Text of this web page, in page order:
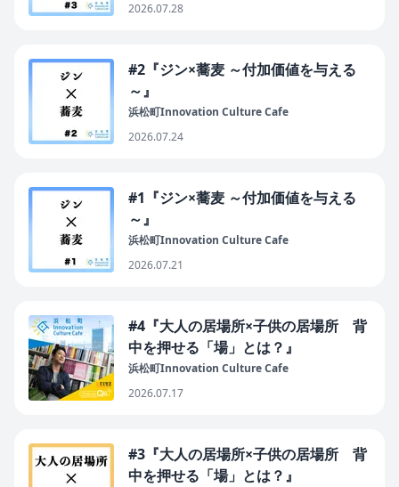
2026.07.28
#2『ジン×蕎麦 ～付加価値を与える
～』
浜松町Innovation Culture Cafe
2026.07.24
#1『ジン×蕎麦 ～付加価値を与える
～』
浜松町Innovation Culture Cafe
2026.07.21
#4『大人の居場所×子供の居場所 背
中を押せる「場」とは？』
浜松町Innovation Culture Cafe
2026.07.17
#3『大人の居場所×子供の居場所 背
中を押せる「場」とは？』